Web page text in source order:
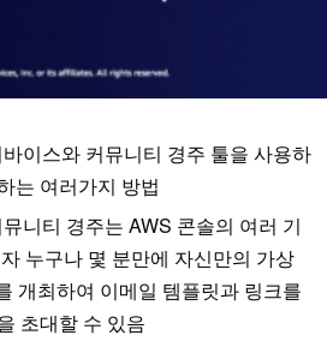
이스와 커뮤니티 경주 툴을 사용하
는 여러가지 방법
니티 경주는 AWS 콘솔의 여러 기
누구나 몇 분만에 자신만의 가상
개최하여 이메일 템플릿과 링크를
초대할 수 있음